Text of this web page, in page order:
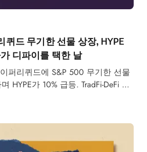
퀴드 무기한 선물 상장, HYPE
디파이를 택한 날
퍼리퀴드에 S&P 500 무기한 선물
HYPE가 10% 급등. TradFi-DeFi 합